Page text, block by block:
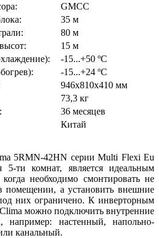
GMCC
35 м
80 м
15 м
-15...+50 ºС
-15...+24 ºС
946х810х410 мм
73,3 кг
36 месяцев
Китай
5RMN-42HN серии Multi Flexi Eu
ти комнат, является идеальным
необходимо смонтировать не
помещении, а установить внешние
них ограничено. К инверторным
можно подключить внутренние
например: настенный, напольно-
канальный.